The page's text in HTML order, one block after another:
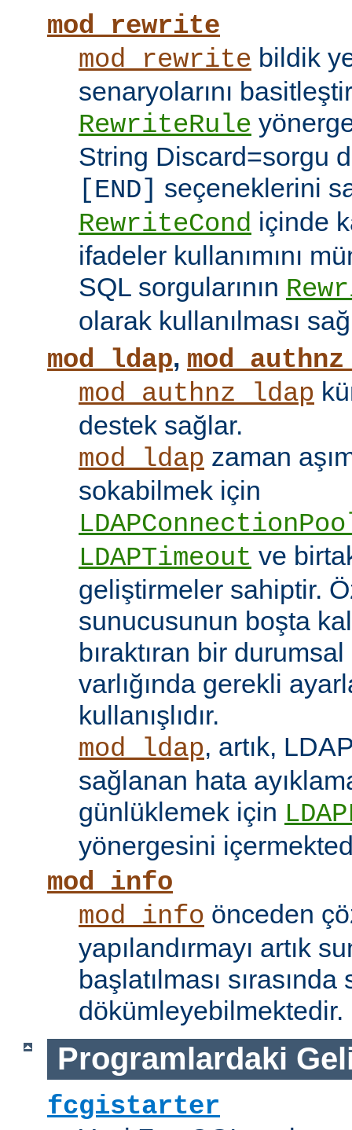
mod_rewrite
mod_rewrite bildik
senaryolarını
RewriteRule
String Discard=sorgu
[END]
seçeneklerini
RewriteCond içinde
ifadeler kullanımını
SQL sorgularının
olarak kullanılması
mod_ldap,
mod_authnz_ldap
destek sağlar.
mod_ldap zaman
sokabilmek için
LDAPTimeout ve
geliştirmeler sahiptir.
sunucusunun boşta
bıraktıran bir
varlığında gerekli
kullanışlıdır.
mod_ldap, artık,
sağlanan hata
günlüklemek için
yönergesini
mod_info
mod_info önceden
yapılandırmayı artık
başlatılması sırasında
dökümleyebilmektedir.
Programlardaki
fcgistarter